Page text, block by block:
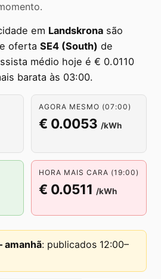
em Landskrona são
oferta SE4 (South) de
médio hoje é € 0.0110
barata às 03:00.
AGORA MESMO (07:00)
€ 0.0053 /kWh
HORA MAIS CARA (19:00)
€ 0.0511 /kWh
amanhã: publicados 12:00–